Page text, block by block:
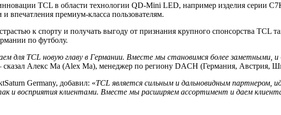
TCL в области технологии QD-Mini LED, например изделия серии
впечатления премиум-класса пользователям.
к спорту и получать выгоду от признания крупного спонсорства TCL
по футболу.
для TCL новую главу в Германии. Вместе мы становимся более заметными, и
Алекс Ма (Alex Ma), менеджер по региону DACH (Германия, Австрия,
Germany, добавил: «TCL является сильным и дальновидным партнером,
и восприятия клиентами. Вместе мы расширяем ассортимент и даем